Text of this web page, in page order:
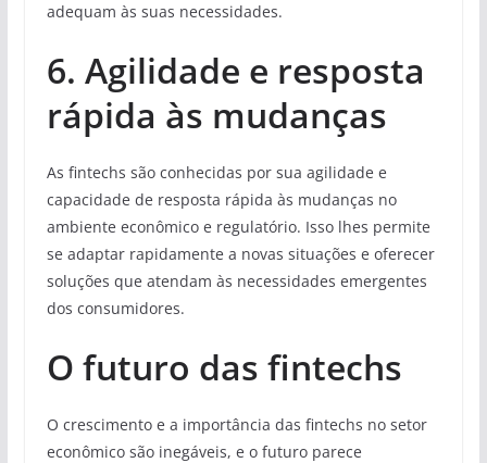
adequam às suas necessidades.
6. Agilidade e resposta
rápida às mudanças
As fintechs são conhecidas por sua agilidade e
capacidade de resposta rápida às mudanças no
ambiente econômico e regulatório. Isso lhes permite
se adaptar rapidamente a novas situações e oferecer
soluções que atendam às necessidades emergentes
dos consumidores.
O futuro das fintechs
O crescimento e a importância das fintechs no setor
econômico são inegáveis, e o futuro parece